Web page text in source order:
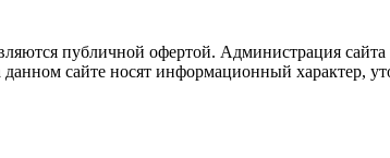
публичной офертой. Администрация
сайте носят информационный характер,